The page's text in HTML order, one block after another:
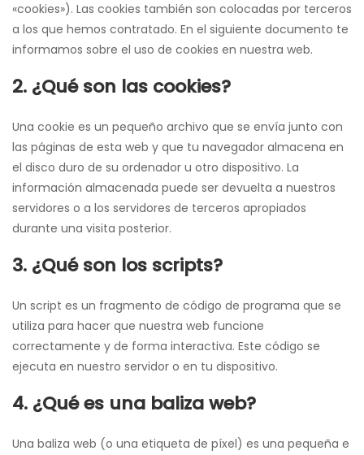
«cookies»). Las cookies también son colocadas por terceros
a los que hemos contratado. En el siguiente documento te
informamos sobre el uso de cookies en nuestra web.
2. ¿Qué son las cookies?
Una cookie es un pequeño archivo que se envía junto con
las páginas de esta web y que tu navegador almacena en
el disco duro de su ordenador u otro dispositivo. La
información almacenada puede ser devuelta a nuestros
servidores o a los servidores de terceros apropiados
durante una visita posterior.
3. ¿Qué son los scripts?
Un script es un fragmento de código de programa que se
utiliza para hacer que nuestra web funcione
correctamente y de forma interactiva. Este código se
ejecuta en nuestro servidor o en tu dispositivo.
4. ¿Qué es una baliza web?
Una baliza web (o una etiqueta de píxel) es una pequeña e